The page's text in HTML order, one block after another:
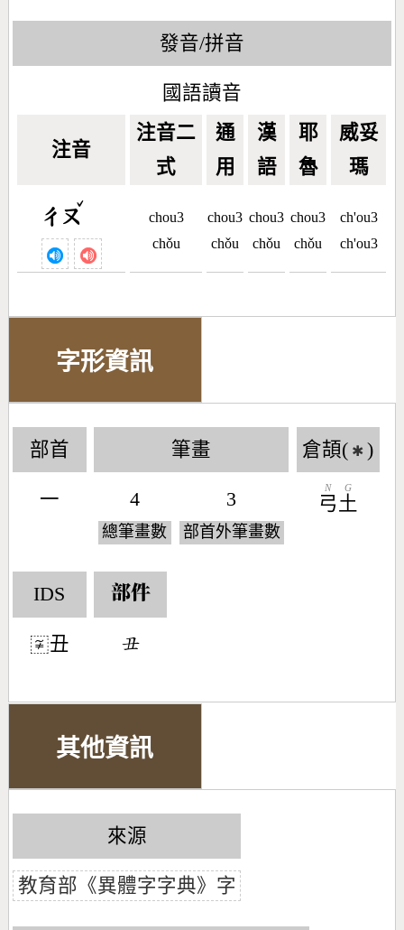
發音/拼音
國語讀音
注音
注音二
式
通
用
漢
語
耶
魯
威妥
瑪
ㄔㄡ
ˇ
chou3
chǒu
chou3
chǒu
chou3
chǒu
chou3
chǒu
ch'ou3
ch'ou3
字形資訊
部首
一
筆畫
4
總筆畫數
3
部首外筆畫數
倉頡( ✱ )
弓
N
土
G
IDS
〾丑
部件
󶄊
其他資訊
來源
教育部《異體字字典》字